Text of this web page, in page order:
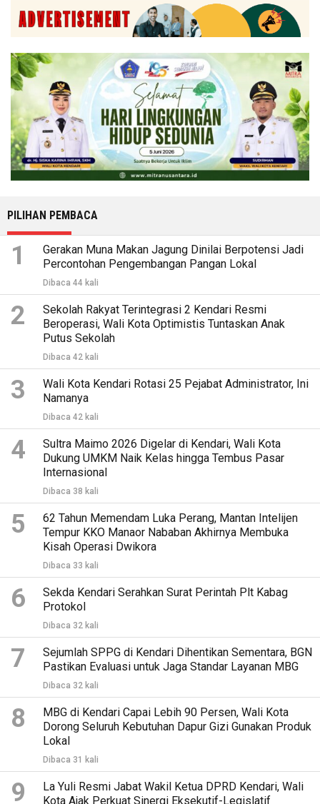
PILIHAN PEMBACA
1
Gerakan Muna Makan Jagung Dinilai Berpotensi Jadi
Percontohan Pengembangan Pangan Lokal
Dibaca 44 kali
2
Sekolah Rakyat Terintegrasi 2 Kendari Resmi
Beroperasi, Wali Kota Optimistis Tuntaskan Anak
Putus Sekolah
Dibaca 42 kali
3
Wali Kota Kendari Rotasi 25 Pejabat Administrator, Ini
Namanya
Dibaca 42 kali
4
Sultra Maimo 2026 Digelar di Kendari, Wali Kota
Dukung UMKM Naik Kelas hingga Tembus Pasar
Internasional
Dibaca 38 kali
5
62 Tahun Memendam Luka Perang, Mantan Intelijen
Tempur KKO Manaor Nababan Akhirnya Membuka
Kisah Operasi Dwikora
Dibaca 33 kali
6
Sekda Kendari Serahkan Surat Perintah Plt Kabag
Protokol
Dibaca 32 kali
7
Sejumlah SPPG di Kendari Dihentikan Sementara, BGN
Pastikan Evaluasi untuk Jaga Standar Layanan MBG
Dibaca 32 kali
8
MBG di Kendari Capai Lebih 90 Persen, Wali Kota
Dorong Seluruh Kebutuhan Dapur Gizi Gunakan Produk
Lokal
Dibaca 31 kali
9
La Yuli Resmi Jabat Wakil Ketua DPRD Kendari, Wali
Kota Ajak Perkuat Sinergi Eksekutif-Legislatif